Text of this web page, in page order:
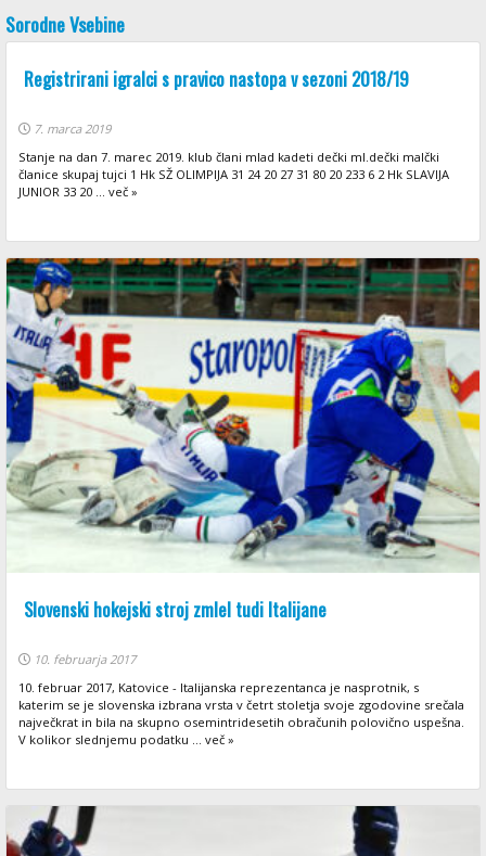
Sorodne Vsebine
Registrirani igralci s pravico nastopa v sezoni 2018/19
7. marca 2019
Stanje na dan 7. marec 2019. klub člani mlad kadeti dečki ml.dečki malčki
članice skupaj tujci 1 Hk SŽ OLIMPIJA 31 24 20 27 31 80 20 233 6 2 Hk SLAVIJA
JUNIOR 33 20 ... več »
Slovenski hokejski stroj zmlel tudi Italijane
10. februarja 2017
10. februar 2017, Katovice - Italijanska reprezentanca je nasprotnik, s
katerim se je slovenska izbrana vrsta v četrt stoletja svoje zgodovine srečala
največkrat in bila na skupno osemintridesetih obračunih polovično uspešna.
V kolikor slednjemu podatku ... več »